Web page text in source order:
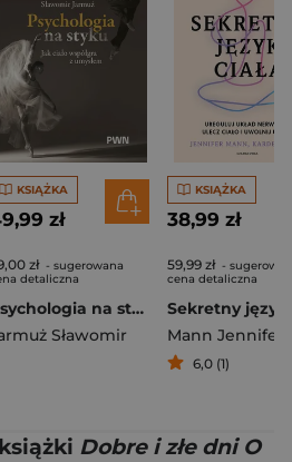
KSIĄŻKA
zł
zł - sugerowana
detaliczna
Psychologia na styku. Jak ciało współgra z umysłem
Sławomir
KSIĄŻKA
38,99 zł
59,99 zł -
cena detaliczna
Mann Jennifer
6,0 (1)
Dobre i złe dni O